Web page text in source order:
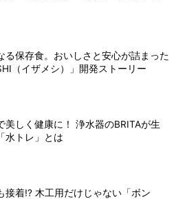
る保存食。おいしさと安心が詰まった
（イザメシ）」開発ストーリー
美しく健康に！ 浄水器のBRITAが生
水トレ」とは
接着!? 木工用だけじゃない「ボン